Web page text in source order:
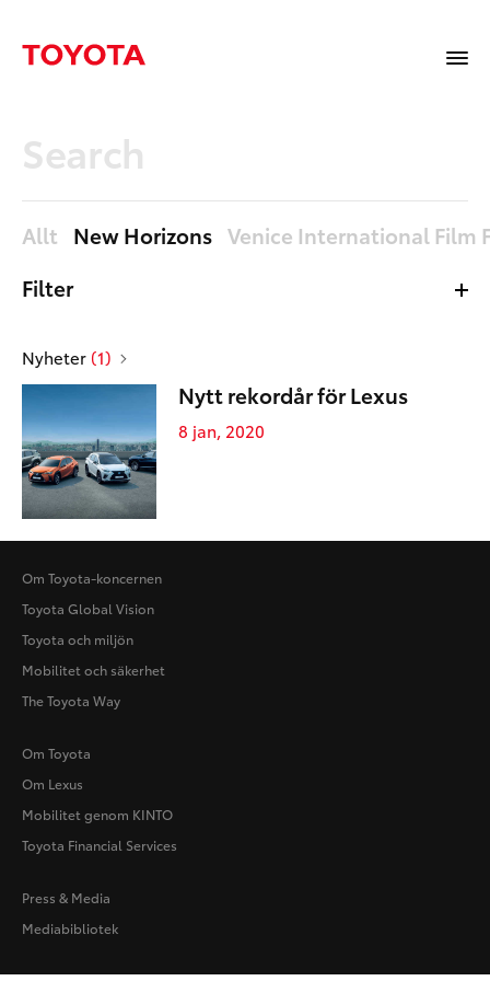
Allt New Horizons Venice International Film
Filter
Nyheter
Mediabibliotek
Sidor
Nyheter (1)
Nytt rekordår för Lexus
8 jan, 2020
Om Toyota-koncernen
Toyota Global Vision
Toyota och miljön
Mobilitet och säkerhet
The Toyota Way
Om Toyota
Om Lexus
Mobilitet genom KINTO
Toyota Financial Services
Press & Media
Mediabibliotek